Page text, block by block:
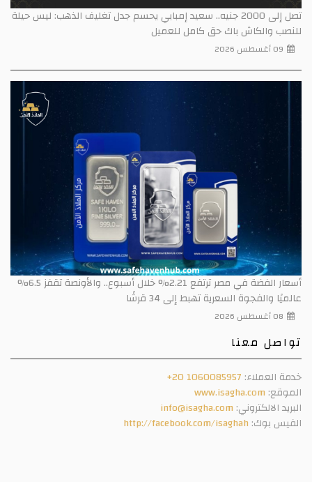
تصل إلى 2000 جنيه.. سعيد إمبابي يحسم جدل تغليف الذهب: ليس حيلة
للنصب والكاش باك حق كامل للعميل
09 أغسطس 2026
أسعار الفضة في مصر ترتفع 2.21% خلال أسبوع.. والأونصة تقفز 6.5%
عالميًا والفجوة السعرية تهبط إلى 34 قرشًا
08 أغسطس 2026
تواصل معنا
خدمة العملاء: +20 1060085957
الموقع: www.isagha.com
البريد الالكتروني: info@isagha.com
الفيس بوك: http://facebook.com/isaghah